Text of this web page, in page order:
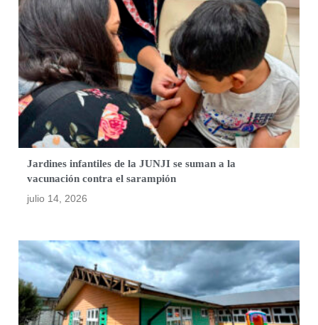
Jardines infantiles de la JUNJI se suman a la
vacunación contra el sarampión
julio 14, 2026